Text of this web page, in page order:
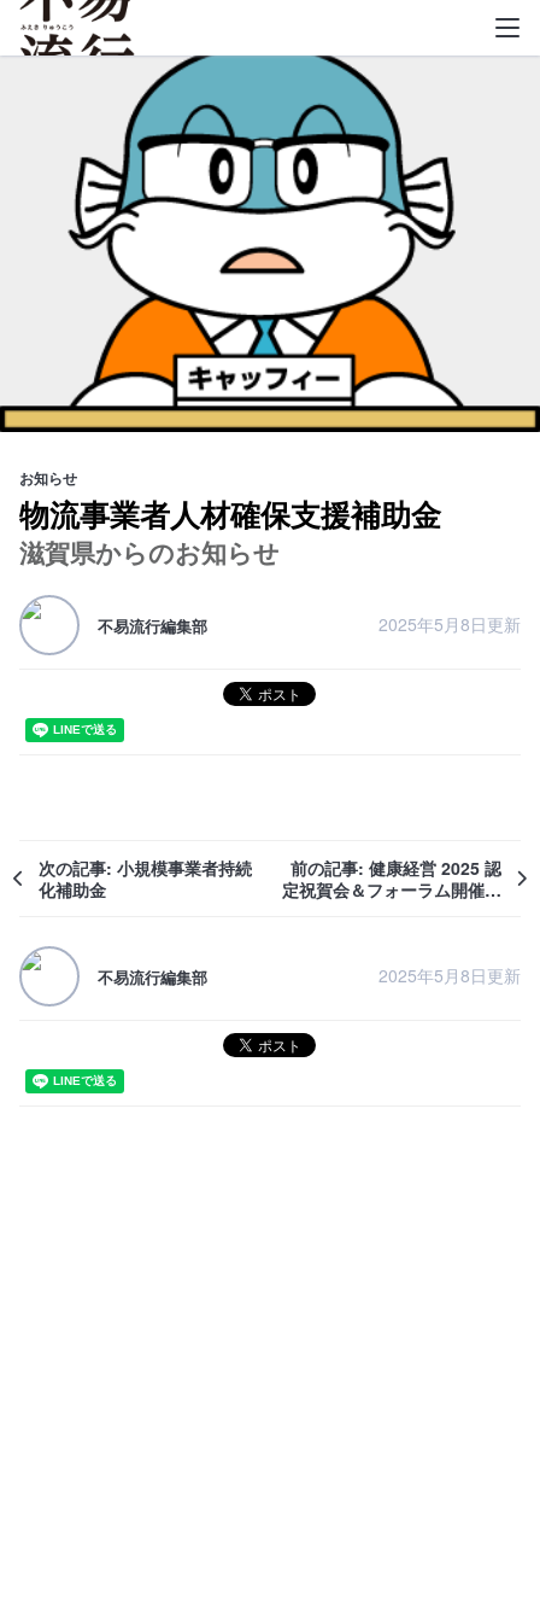
お知らせ
物流事業者人材確保支援補助金
滋賀県からのお知らせ
不易流行編集部 2025年5月8日更新
次の記事: 小規模事業者持続
化補助金
前の記事: 健康経営 2025 認
定祝賀会＆フォーラム開催の
不易流行編集部 2025年5月8日更新